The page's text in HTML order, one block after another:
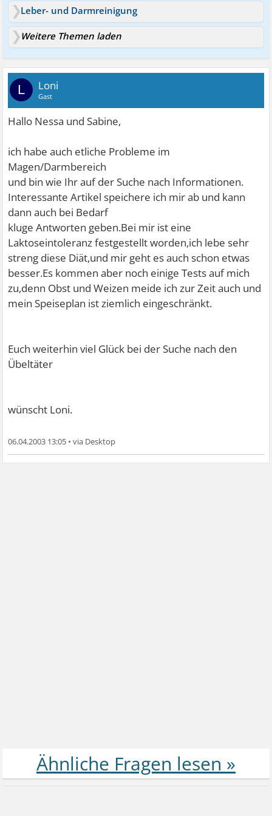
Leber- und Darmreinigung
Weitere Themen laden
L Loni
Gast
Hallo Nessa und Sabine,
ich habe auch etliche Probleme im
Magen/Darmbereich
und bin wie Ihr auf der Suche nach Informationen.
Interessante Artikel speichere ich mir ab und kann
dann auch bei Bedarf
kluge Antworten geben.Bei mir ist eine
Laktoseintoleranz festgestellt worden,ich lebe sehr
streng diese Diät,und mir geht es auch schon etwas
besser.Es kommen aber noch einige Tests auf mich
zu,denn Obst und Weizen meide ich zur Zeit auch und
mein Speiseplan ist ziemlich eingeschränkt.
Euch weiterhin viel Glück bei der Suche nach den
Übeltäter
wünscht Loni.
06.04.2003 13:05 •